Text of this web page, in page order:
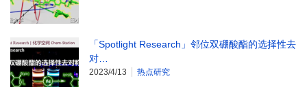
「Spotlight Research」邻位双硼酸酯的选择性去
对…
2023/4/13 热点研究